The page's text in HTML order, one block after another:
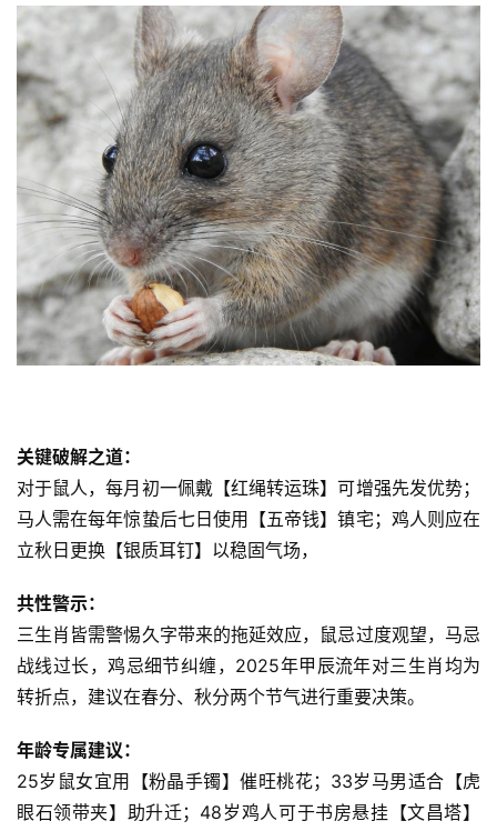
关键破解之道：
对于鼠人，每月初一佩戴【红绳转运珠】可增强先发优势；
马人需在每年惊蛰后七日使用【五帝钱】镇宅；鸡人则应在
立秋日更换【银质耳钉】以稳固气场，
共性警示：
三生肖皆需警惕久字带来的拖延效应，鼠忌过度观望，马忌
战线过长，鸡忌细节纠缠，2025年甲辰流年对三生肖均为
转折点，建议在春分、秋分两个节气进行重要决策。
年龄专属建议：
25岁鼠女宜用【粉晶手镯】催旺桃花；33岁马男适合【虎
眼石领带夹】助升迁；48岁鸡人可于书房悬挂【文昌塔】